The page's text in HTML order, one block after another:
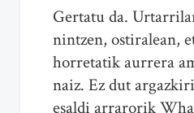
Gertatu da.
nintzen, ostiralean,
horretatik aurrera
naiz. Ez dut
esaldi arrarorik